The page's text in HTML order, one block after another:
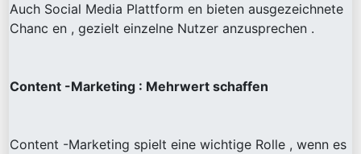
Auch Social Media Plattform en bieten ausgezeichnete
Chanc en , gezielt einzelne Nutzer anzusprechen .
Content -Marketing : Mehrwert schaffen
Content -Marketing spielt eine wichtige Rolle , wenn es